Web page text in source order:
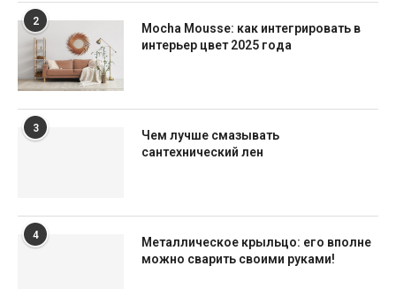
2
Mocha Mousse: как интегрировать в
интерьер цвет 2025 года
3
Чем лучше смазывать
сантехнический лен
4
Металлическое крыльцо: его вполне
можно сварить своими руками!